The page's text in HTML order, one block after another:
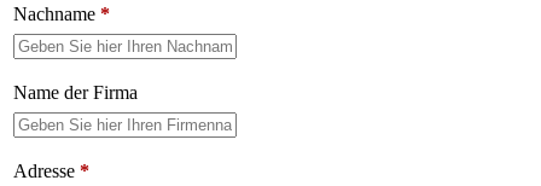
Nachname *
Name der Firma
Adresse *